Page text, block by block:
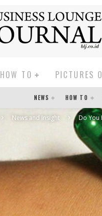
HOW TO PICTURES
NEWS HOW TO
News and Insight Do You